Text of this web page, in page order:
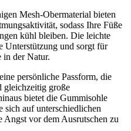
Mesh-Obermaterial bieten
sodass Ihre Füße
kühl bleiben. Die leichte
Unterstützung und sorgt für
in der Natur.
persönliche Passform, die
gleichzeitig große
bietet die Gummisohle
sich auf unterschiedlichen
Angst vor dem Ausrutschen zu